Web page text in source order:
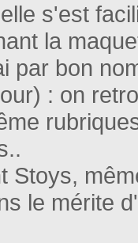
s'est
la
par bon
: on
Stoys,
le mérite